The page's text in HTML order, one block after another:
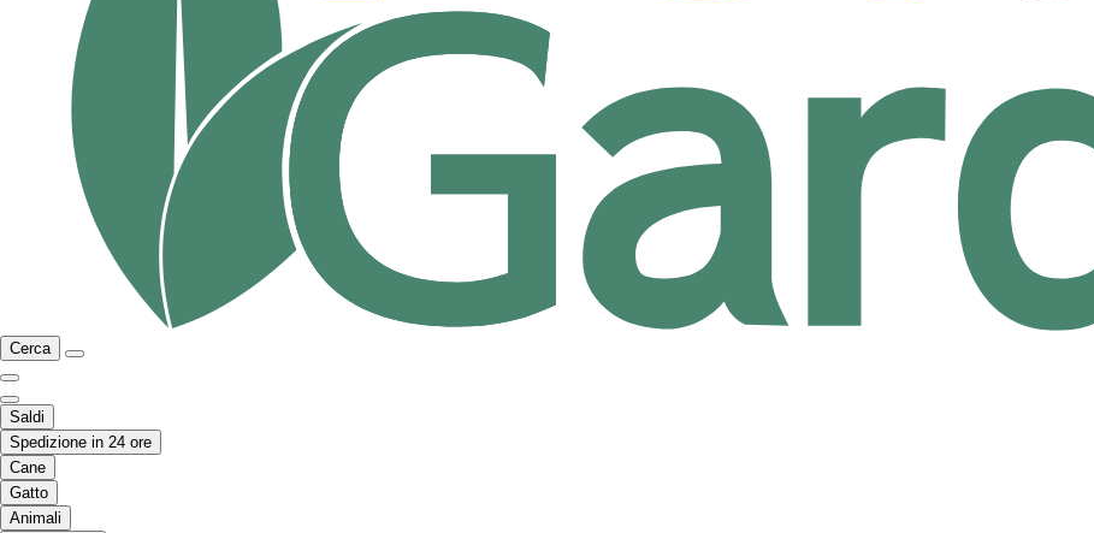
Cerca
Saldi
Spedizione in 24 ore
Cane
Gatto
Animali